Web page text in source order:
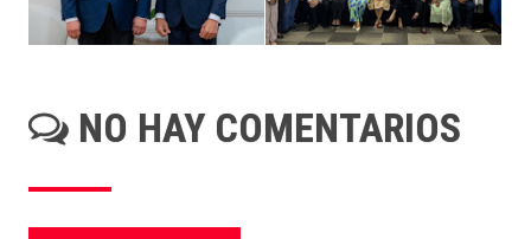
NO HAY COMENTARIOS